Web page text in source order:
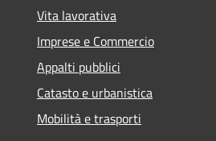
Vita lavorativa
Imprese e Commercio
Appalti pubblici
Catasto e urbanistica
Mobilità e trasporti